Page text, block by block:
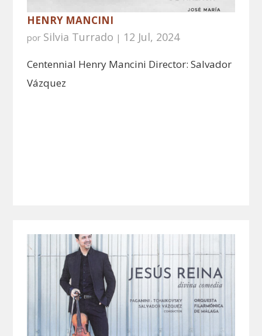
HENRY MANCINI
por Silvia Turrado | 12 Jul, 2024
Centennial Henry Mancini Director: Salvador
Vázquez